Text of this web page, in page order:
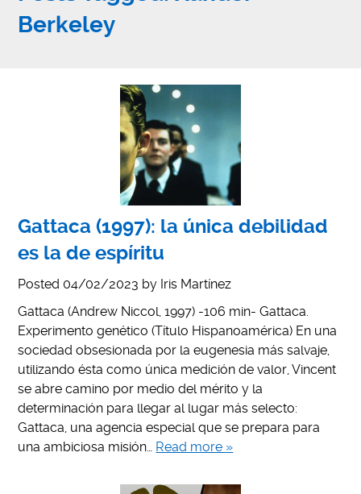
Berkeley
Gattaca (1997): la única debilidad
es la de espíritu
Posted 04/02/2023 by Iris Martínez
Gattaca (Andrew Niccol, 1997) -106 min- Gattaca.
Experimento genético (Título Hispanoamérica) En una
sociedad obsesionada por la eugenesia más salvaje,
utilizando ésta como única medición de valor, Vincent
se abre camino por medio del mérito y la
determinación para llegar al lugar más selecto:
Gattaca, una agencia especial que se prepara para
una ambiciosa misión… Read more »